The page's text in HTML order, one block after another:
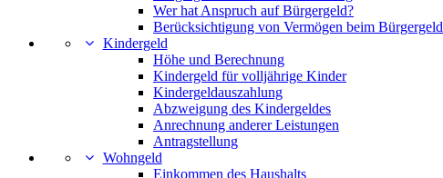
Wer hat Anspruch auf Bürgergeld?
Berücksichtigung von Vermögen beim Bürgergeld
Kindergeld
Höhe und Berechnung
Kindergeld für volljährige Kinder
Kindergeldauszahlung
Abzweigung des Kindergeldes
Anrechnung anderer Leistungen
Antragstellung
Wohngeld
Einkommen des Haushalts